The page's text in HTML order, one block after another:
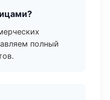
полный